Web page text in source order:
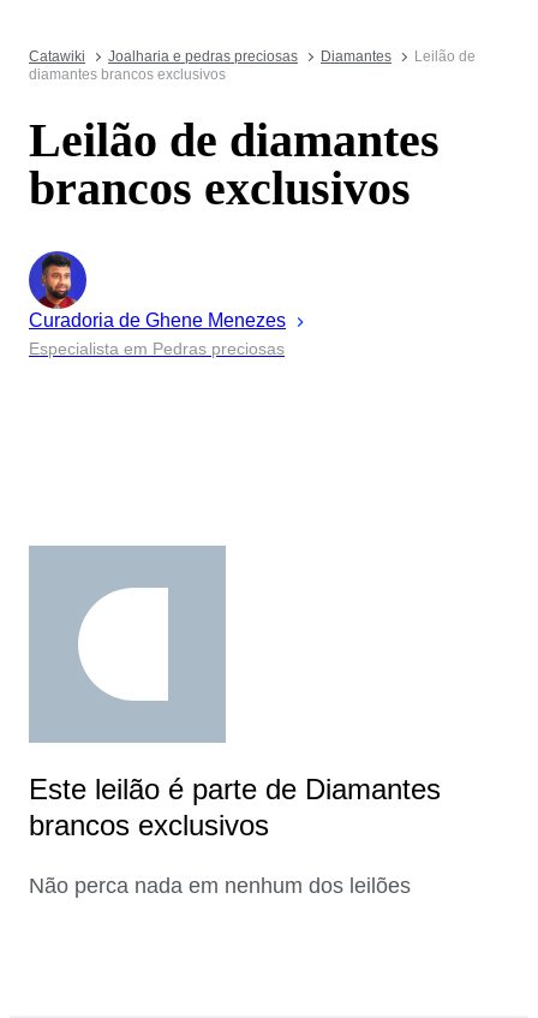
Catawiki Joalharia e pedras preciosas Diamantes
Leilão de
diamantes brancos exclusivos
Leilão de diamantes
brancos exclusivos
Curadoria de Ghene Menezes
Especialista em Pedras preciosas
Este leilão é parte de Diamantes
brancos exclusivos
Não perca nada em nenhum dos leilões